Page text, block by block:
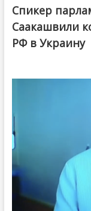
Спикер
Саакашвили
РФ в Украину